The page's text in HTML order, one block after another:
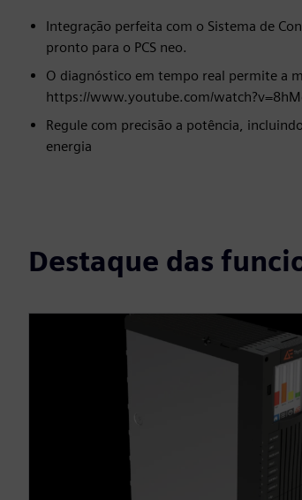
Integração perfeita com o Sistema de
pronto para o PCS neo.
O diagnóstico em tempo real permite a
https://www.youtube.com/
Regule com precisão a potência,
energia
Destaque das